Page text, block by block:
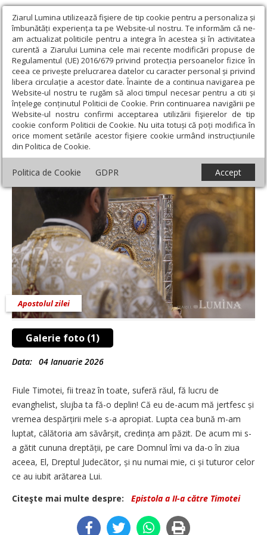
Ziarul Lumina utilizează fişiere de tip cookie pentru a personaliza și
îmbunătăți experiența ta pe Website-ul nostru. Te informăm că ne-
am actualizat politicile pentru a integra în acestea și în activitatea
curentă a Ziarului Lumina cele mai recente modificări propuse de
Regulamentul (UE) 2016/679 privind protecția persoanelor fizice în
ceea ce privește prelucrarea datelor cu caracter personal și privind
libera circulație a acestor date. Înainte de a continua navigarea pe
Website-ul nostru te rugăm să aloci timpul necesar pentru a citi și
înțelege conținutul Politicii de Cookie. Prin continuarea navigării pe
Website-ul nostru confirmi acceptarea utilizării fişierelor de tip
cookie conform Politicii de Cookie. Nu uita totuși că poți modifica în
orice moment setările acestor fişiere cookie urmând instrucțiunile
din Politica de Cookie.
Politica de Cookie GDPR Accept
Ziarul Lumina › Teologie și spiritualitate › Apostolul zilei › II
Timotei 4, 5-8
II Timotei 4, 5-8
Galerie foto (1)
Apostolul zilei
Data: 04 Ianuarie 2026
Fiule Timotei, fii treaz în toate, suferă răul, fă lucru de
evanghelist, slujba ta fă-o deplin! Că eu de-acum mă jertfesc și
vremea despărțirii mele s-a apropiat. Lupta cea bună m-am
luptat, călătoria am săvârșit, credința am păzit. De acum mi s-
a gătit cununa dreptății, pe care Domnul îmi va da-o în ziua
aceea, El, Dreptul Judecător, și nu numai mie, ci și tuturor celor
ce au iubit arătarea Lui.
Citeşte mai multe despre:
Epistola a II-a către Timotei